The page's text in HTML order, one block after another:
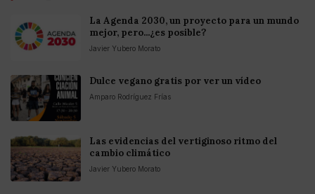
La Agenda 2030, un proyecto para un mundo
mejor, pero...¿es posible?
Javier Yubero Morato
Dulce vegano gratis por ver un vídeo
Amparo Rodríguez Frías
Las evidencias del vertiginoso ritmo del
cambio climático
Javier Yubero Morato